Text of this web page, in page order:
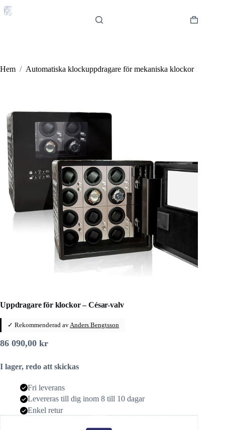
till
Varukorg
Hem / Automatiska klockuppdragare för mekaniska klockor
Uppdragare för klockor – César-valv
✓ Rekommenderad av Anders Bengtsson
86 090,00 kr
I lager, redo att skickas
Fri leverans
Levereras till dig inom 8 till 10 dagar
Enkel retur